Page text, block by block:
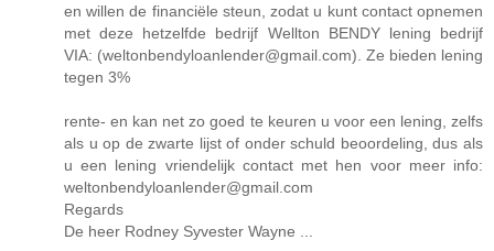
en willen de financiële steun, zodat u kunt contact opnemen
met deze hetzelfde bedrijf Wellton BENDY lening bedrijf
VIA: (weltonbendyloanlender@gmail.com). Ze bieden lening
tegen 3%
rente- en kan net zo goed te keuren u voor een lening, zelfs
als u op de zwarte lijst of onder schuld beoordeling, dus als
u een lening vriendelijk contact met hen voor meer info:
weltonbendyloanlender@gmail.com
Regards
De heer Rodney Syvester Wayne ...